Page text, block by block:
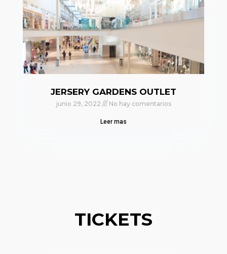
JERSERY GARDENS OUTLET
junio 29, 2022 No hay comentarios
Leer mas
TICKETS